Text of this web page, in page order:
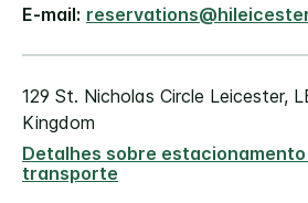
E-mail:
129 St. Nicholas Circle Leicester,
Kingdom
Detalhes sobre estacionamento
transporte